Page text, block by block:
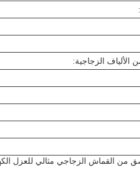
الزجاجية:
من القماش الزجاجي مثالي للعزل